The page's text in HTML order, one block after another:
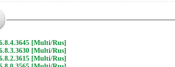
[Multi/Rus]
[Multi/Rus]
[Multi/Rus]